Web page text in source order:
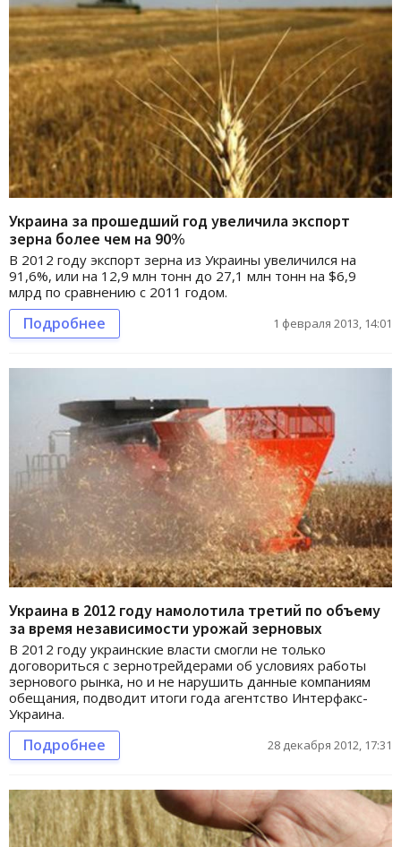
Украина за прошедший год увеличила экспорт
зерна более чем на 90%
В 2012 году экспорт зерна из Украины увеличился на
91,6%, или на 12,9 млн тонн до 27,1 млн тонн на $6,9
млрд по сравнению с 2011 годом.
Подробнее 1 февраля 2013, 14:01
Украина в 2012 году намолотила третий по объему
за время независимости урожай зерновых
В 2012 году украинские власти смогли не только
договориться с зернотрейдерами об условиях работы
зернового рынка, но и не нарушить данные компаниям
обещания, подводит итоги года агентство Интерфакс-
Украина.
Подробнее 28 декабря 2012, 17:31